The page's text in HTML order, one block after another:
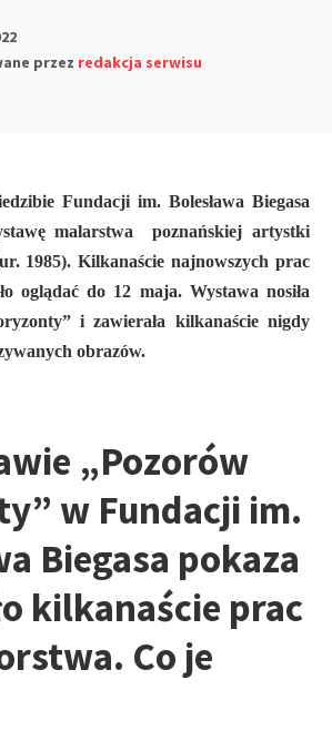
przez redakcja serwisu
Fundacji im. Bolesława Biegasa
malarstwa poznańskiej artystki
1985). Kilkanaście najnowszych prac
oglądać do 12 maja. Wystawa nosiła
i zawierała kilkanaście nigdy
obrazów.
„Pozorów
w Fundacji im.
Biegasa pokaza
kilkanaście prac
Co je